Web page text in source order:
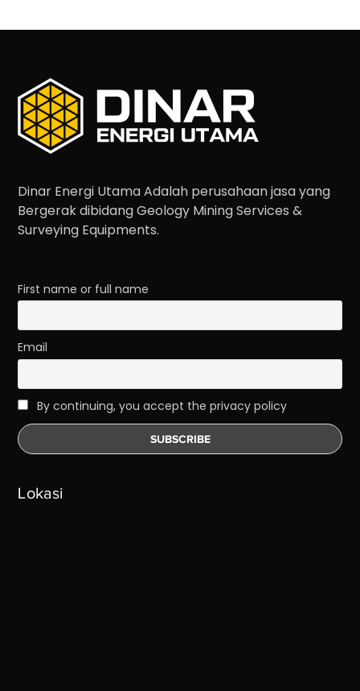
Dinar Energi Utama Adalah perusahaan jasa yang
Bergerak dibidang Geology Mining Services &
Surveying Equipments.
First name or full name
Email
By continuing, you accept the privacy policy
Lokasi